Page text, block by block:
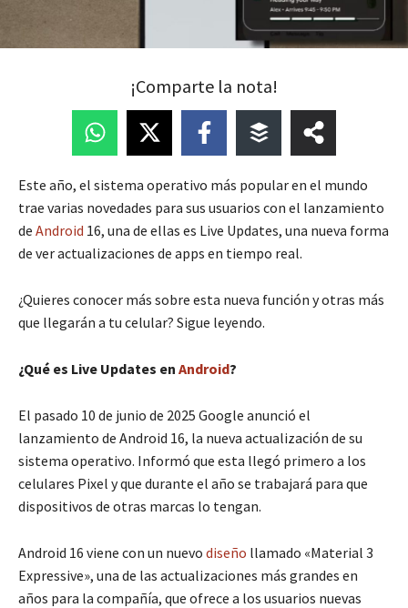
¡Comparte la nota!
Este año, el sistema operativo más popular en el mundo
trae varias novedades para sus usuarios con el lanzamiento
de Android 16, una de ellas es Live Updates, una nueva forma
de ver actualizaciones de apps en tiempo real.
¿Quieres conocer más sobre esta nueva función y otras más
que llegarán a tu celular? Sigue leyendo.
¿Qué es Live Updates en Android?
El pasado 10 de junio de 2025 Google anunció el
lanzamiento de Android 16, la nueva actualización de su
sistema operativo. Informó que esta llegó primero a los
celulares Pixel y que durante el año se trabajará para que
dispositivos de otras marcas lo tengan.
Android 16 viene con un nuevo diseño llamado «Material 3
Expressive», una de las actualizaciones más grandes en
años para la compañía, que ofrece a los usuarios nuevas